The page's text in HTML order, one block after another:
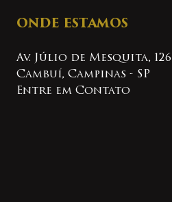
ONDE ESTAMOS
Av. Júlio de Mesquita, 126
Cambuí, Campinas - SP
Entre em Contato